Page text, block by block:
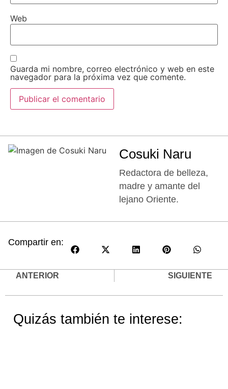
Web
Guarda mi nombre, correo electrónico y web en este
navegador para la próxima vez que comente.
Cosuki Naru
Redactora de belleza,
madre y amante del
lejano Oriente.
Compartir en:
ANTERIOR SIGUIENTE
Quizás también te interese: